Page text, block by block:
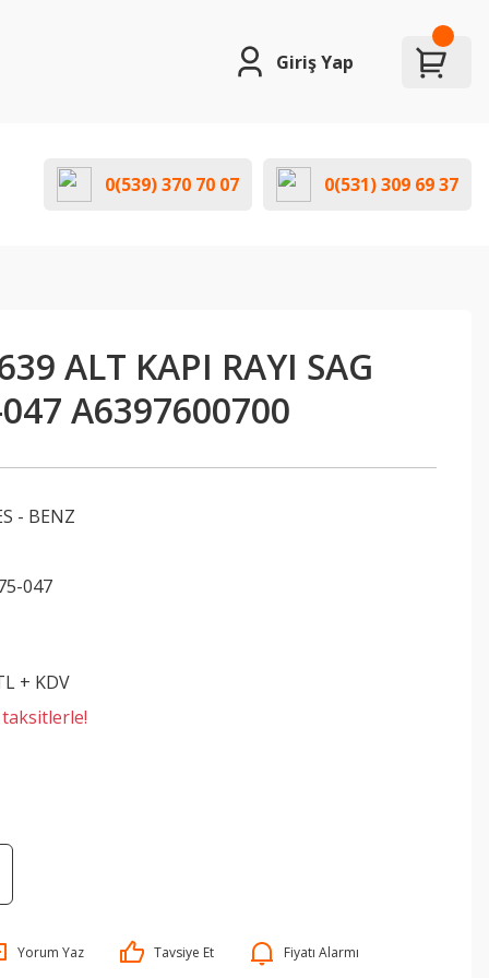
Giriş Yap
0(539) 370 70 07 0(531) 309 69 37
ALT KAPI RAYI SAG
A6397600700
- BENZ
047
+ KDV
Yorum Yaz Tavsiye Et Fiyatı Alarmı